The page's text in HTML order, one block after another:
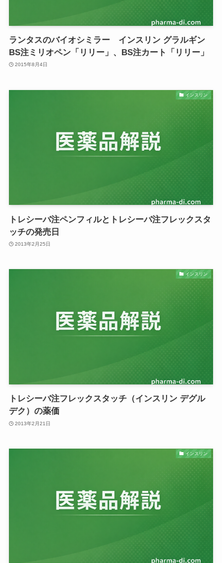
ランタスのバイオシミラー インスリン グラルギン
BS注ミリオペン「リリー」、BS注カート「リリー」
2015年8月4日
インスリン
トレシーバ注ペンフィルとトレシーバ注フレックスタ
ッチの発売日
2013年2月25日
インスリン
トレシーバ注フレックスタッチ（インスリン デグル
デク）の薬価
2013年2月21日
インスリン